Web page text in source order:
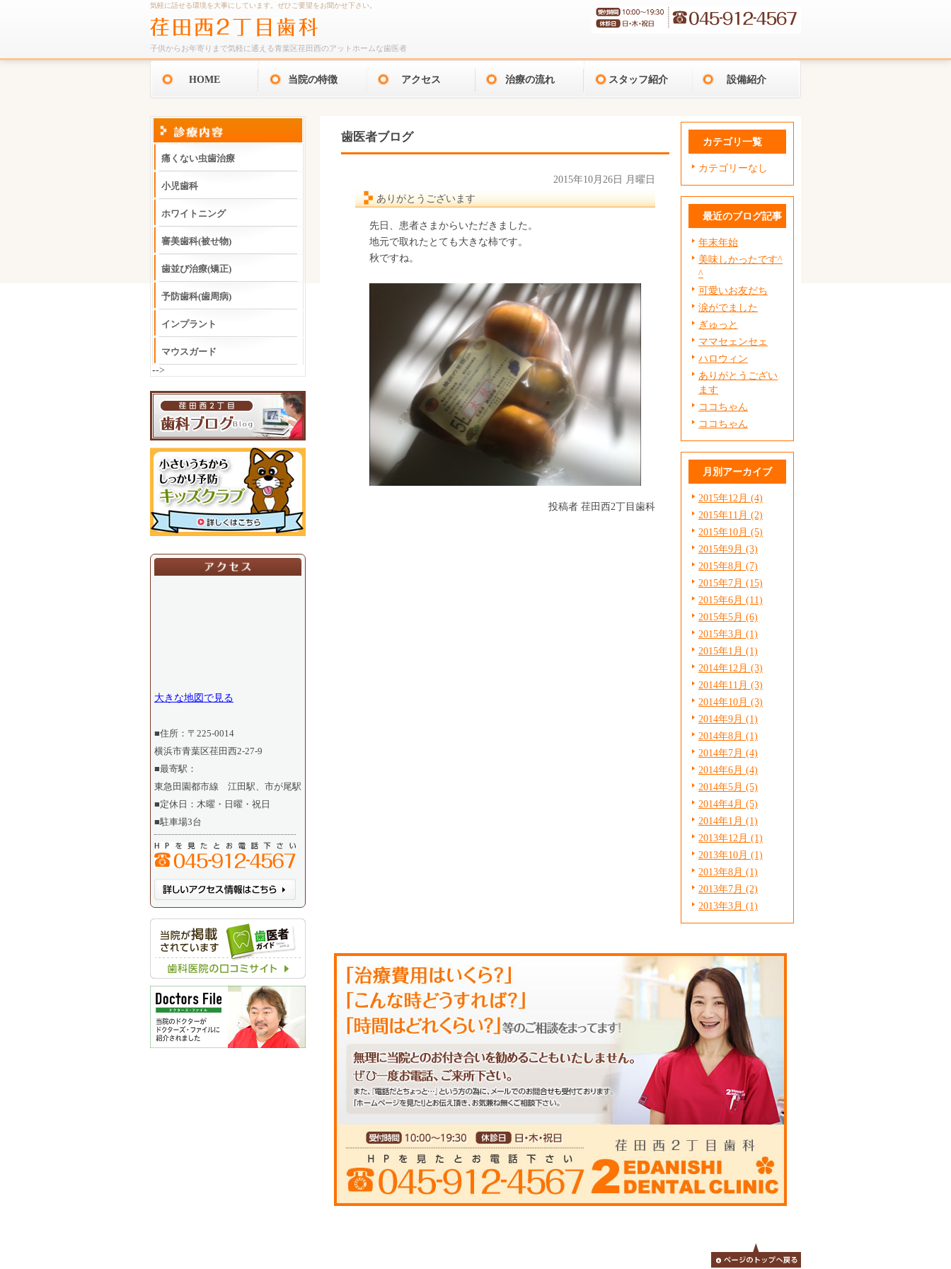
気軽に話せる環境を大事にしています。ぜひご要望をお聞かせ下さい。
子供からお年寄りまで気軽に通える青葉区荏田西のアットホームな歯医者
HOME 当院の特徴 アクセス 治療の流れ スタッフ紹介 設備紹介
歯医者ブログ
2015年10月26日 月曜日
ありがとうございます
先日、患者さまからいただきました。
地元で取れたとても大きな柿です。
秋ですね。
投稿者 荏田西2丁目歯科
カテゴリ一覧
カテゴリーなし
最近のブログ記事
年末年始
美味しかったです^
^
可愛いお友だち
涙がでました
ぎゅっと
ママセェンセェ
ハロウィン
ありがとうござい
ます
ココちゃん
ココちゃん
月別アーカイブ
2015年12月 (4)
2015年11月 (2)
2015年10月 (5)
2015年9月 (3)
2015年8月 (7)
2015年7月 (15)
2015年6月 (11)
2015年5月 (6)
2015年3月 (1)
2015年1月 (1)
2014年12月 (3)
2014年11月 (3)
2014年10月 (3)
2014年9月 (1)
2014年8月 (1)
2014年7月 (4)
2014年6月 (4)
2014年5月 (5)
2014年4月 (5)
2014年1月 (1)
2013年12月 (1)
2013年10月 (1)
2013年8月 (1)
2013年7月 (2)
2013年3月 (1)
痛くない虫歯治療
小児歯科
ホワイトニング
審美歯科(被せ物)
歯並び治療(矯正)
予防歯科(歯周病)
インプラント
マウスガード
-->
大きな地図で見る
■住所：〒225-0014
横浜市青葉区荏田西2-27-9
■最寄駅：
東急田園都市線 江田駅、市が尾駅
■定休日：木曜・日曜・祝日
■駐車場3台